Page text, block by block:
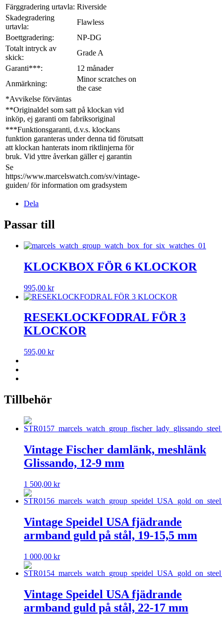
Färggradering urtavla: Riverside
Skadegradering
urtavla:
Flawless
Boettgradering:
NP-DG
Totalt intryck av
skick:
Grade A
Garanti***:
12 månader
Anmärkning:
Minor scratches on
the case
*Avvikelse förväntas
**Originaldel som satt på klockan vid
inköp, ej garanti om fabriksoriginal
***Funktionsgaranti, d.v.s. klockans
funktion garanteras under denna tid förutsatt
att klockan hanterats inom riktlinjerna för
bruk. Vid yttre åverkan gäller ej garantin
Se
https://www.marcelswatch.com/sv/vintage-
guiden/ för information om gradsystem
Dela
Passar till
KLOCKBOX FÖR 6 KLOCKOR
995,00 kr
RESEKLOCKFODRAL FÖR 3
KLOCKOR
595,00 kr
Tillbehör
Vintage Fischer damlänk, meshlänk
Glissando, 12-9 mm
1 500,00 kr
Vintage Speidel USA fjädrande
armband guld på stål, 19-15,5 mm
1 000,00 kr
Vintage Speidel USA fjädrande
armband guld på stål, 22-17 mm